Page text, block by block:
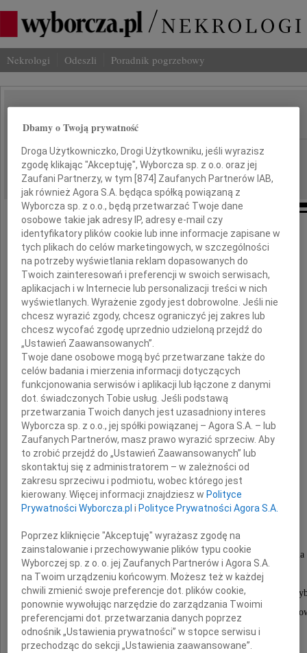
Nekrologi Odeszli Poradnik pogrzebowy
Krystyna Błazucka
REGION: Lublin
DATA EMISJI: 16.05.2024
Umarłych wieczność dotąd trwa,
dokąd pamięcią im się płaci.
W. Szymborska
Z głębokim żalem zawiadamiamy,
że 9 maja 2024 r. w wieku 84 lat odeszła
nasza kochana Mama, Babcia, Prababcia
Krystyna Błazucka
z domu Adamczewska
odznaczona Krzyżem Kawalerskim Orderu
Medalem Komisji Edukacji Narodowej
oraz Medalem 700-lecia Miasta Lublina w uznaniu
osiągnięć w działalności publicznej, oświatowej i
Dbamy o Twoją prywatność
Droga Użytkowniczko, Drogi Użytkowniku, jeśli wyrazisz
zgodę klikając "Akceptuję", Wyborcza sp. z o.o. oraz jej
Zaufani Partnerzy, w tym [874 ] Zaufanych Partnerów IAB,
jak również Agora S.A. będąca spółką powiązaną z
Wyborcza sp. z o.o., będą przetwarzać Twoje dane
osobowe takie jak adresy IP, adresy e-mail czy
identyfikatory plików cookie lub inne informacje zapisane w
tych plikach do celów marketingowych, w szczególności
na potrzeby wyświetlania reklam dopasowanych do
Twoich zainteresowań i preferencji w swoich serwisach,
aplikacjach i w Internecie lub personalizacji treści w nich
wyświetlanych. Wyrażenie zgody jest dobrowolne. Jeśli nie
chcesz wyrazić zgody, chcesz ograniczyć jej zakres lub
chcesz wycofać zgodę uprzednio udzieloną przejdź do
„Ustawień Zaawansowanych”.
Twoje dane osobowe mogą być przetwarzane także do
celów badania i mierzenia informacji dotyczących
funkcjonowania serwisów i aplikacji lub łączone z danymi
dot. świadczonych Tobie usług. Jeśli podstawą
przetwarzania Twoich danych jest uzasadniony interes
Wyborcza sp. z o.o., jej spółki powiązanej – Agora S.A. – lub
Zaufanych Partnerów, masz prawo wyrazić sprzeciw. Aby
to zrobić przejdź do „Ustawień Zaawansowanych” lub
skontaktuj się z administratorem – w zależności od
zakresu sprzeciwu i podmiotu, wobec którego jest
kierowany. Więcej informacji znajdziesz w Polityce
Prywatności Wyborcza.pl i Polityce Prywatności Agora S.A.
Poprzez kliknięcie "Akceptuję" wyrażasz zgodę na
zainstalowanie i przechowywanie plików typu cookie
Wyborczej sp. z o. o. jej Zaufanych Partnerów i Agora S.A.
na Twoim urządzeniu końcowym. Możesz też w każdej
chwili zmienić swoje preferencje dot. plików cookie,
ponownie wywołując narzędzie do zarządzania Twoimi
preferencjami dot. przetwarzania danych poprzez
odnośnik „Ustawienia prywatności” w stopce serwisu i
przechodząc do sekcji „Ustawienia zaawansowane”.